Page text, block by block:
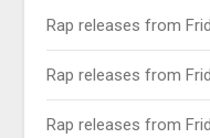
Rap releases from
Rap releases from
Rap releases from